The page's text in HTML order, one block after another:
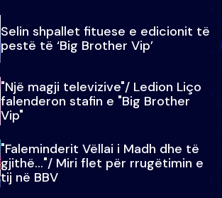
Selin shpallet fituese e edicionit të
pestë të ‘Big Brother Vip’
"Një magji televizive"/ Ledion Liço
falenderon stafin e "Big Brother
Vip"
"Faleminderit Vëllai i Madh dhe të
gjithë…"/ Miri flet për rrugëtimin e
tij në BBV